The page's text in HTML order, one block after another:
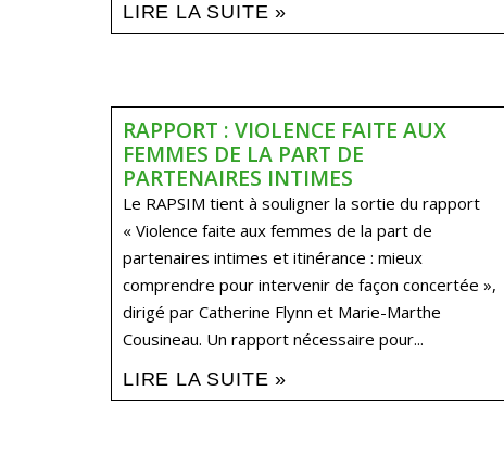
LIRE LA SUITE »
RAPPORT : VIOLENCE FAITE AUX
FEMMES DE LA PART DE
PARTENAIRES INTIMES
Le RAPSIM tient à souligner la sortie du rapport
« Violence faite aux femmes de la part de
partenaires intimes et itinérance : mieux
comprendre pour intervenir de façon concertée »,
dirigé par Catherine Flynn et Marie-Marthe
Cousineau. Un rapport nécessaire pour...
LIRE LA SUITE »